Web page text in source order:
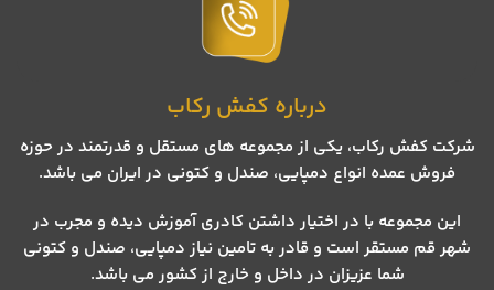
درباره کفش رکاب
شرکت کفش رکاب، یکی از مجموعه های مستقل و قدرتمند در حوزه
فروش عمده انواع دمپایی، صندل و کتونی در ایران می باشد.
این مجموعه با در اختیار داشتن کادری آموزش دیده و مجرب در
شهر قم مستقر است و قادر به تامین نیاز دمپایی، صندل و کتونی
شما عزیزان در داخل و خارج از کشور می باشد.